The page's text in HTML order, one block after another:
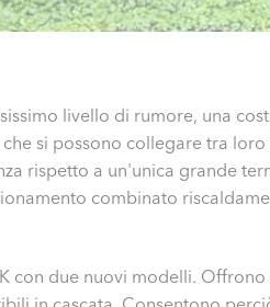
livello di rumore, una
si possono collegare tra
rispetto a un'unica grande
combinato
con due nuovi modelli.